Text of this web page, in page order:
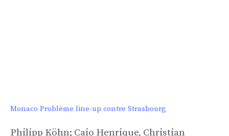
Monaco Problème line-up contre Strasbourg
Philipp Köhn; Caio Henrique, Christian